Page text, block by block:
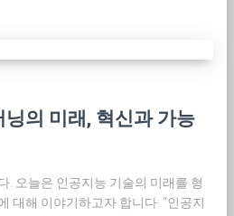
의 미래, 혁신과 가능
. 오늘은 인공지능 기술의 미래를 형
대해 이야기하고자 합니다: “인공지